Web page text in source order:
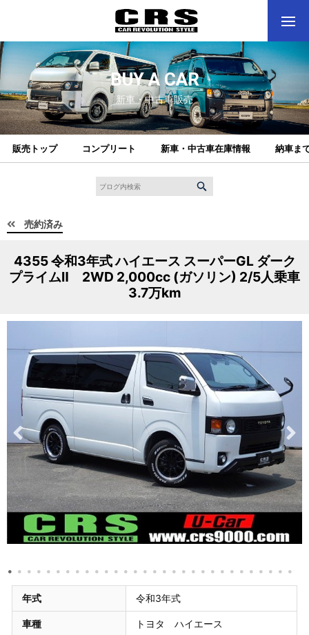
BUY A CAR
新車・中古車販売
販売トップ コンプリート 新車・中古車在庫情報 納車ま
売約済み
4355 令和3年式 ハイエース スーパーGL ダーク
プライムⅡ 2WD 2,000cc (ガソリン) 2/5人乗車
3.7万km
年式 令和3年式
車種 トヨタ ハイエース